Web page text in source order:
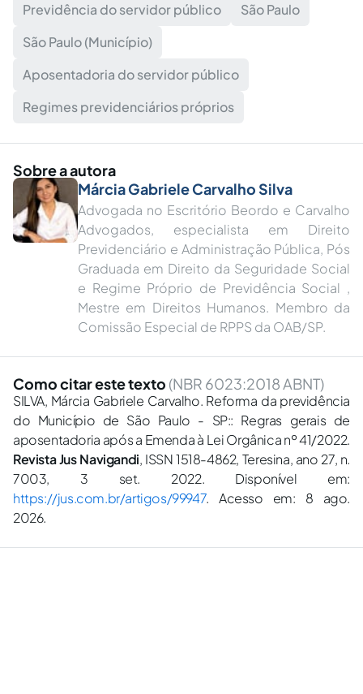
Previdência do servidor público
São Paulo
São Paulo (Município)
Aposentadoria do servidor público
Regimes previdenciários próprios
Sobre a autora
Márcia Gabriele Carvalho Silva
Advogada no Escritório Beordo e Carvalho
Advogados, especialista em Direito
Previdenciário e Administração Pública, Pós
Graduada em Direito da Seguridade Social
e Regime Próprio de Previdência Social ,
Mestre em Direitos Humanos. Membro da
Comissão Especial de RPPS da OAB/SP.
Como citar este texto (NBR 6023:2018 ABNT)
SILVA, Márcia Gabriele Carvalho. Reforma da previdência
do Município de São Paulo - SP:: Regras gerais de
aposentadoria após a Emenda à Lei Orgânica nº 41/2022.
Revista Jus Navigandi, ISSN 1518-4862, Teresina, ano 27, n.
7003, 3 set. 2022. Disponível em:
https://jus.com.br/artigos/99947. Acesso em: 8 ago.
2026.